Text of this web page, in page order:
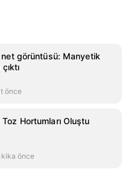
net görüntüsü: Manyetik
önce
Hortumları Oluştu
önce